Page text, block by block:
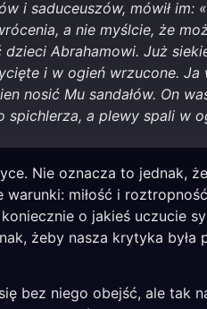
i saduceuszów, mówił im:
a nie myślcie, że
Abrahamowi. Już
i w ogień wrzucone. Ja
nosić Mu sandałów. On
a plewy spali w
Nie oznacza to jednak, że
miłość i
o jakieś uczucie
żeby nasza krytyka
bez niego obejść, ale tak